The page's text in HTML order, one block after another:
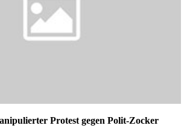
Protest gegen Polit-Zocker